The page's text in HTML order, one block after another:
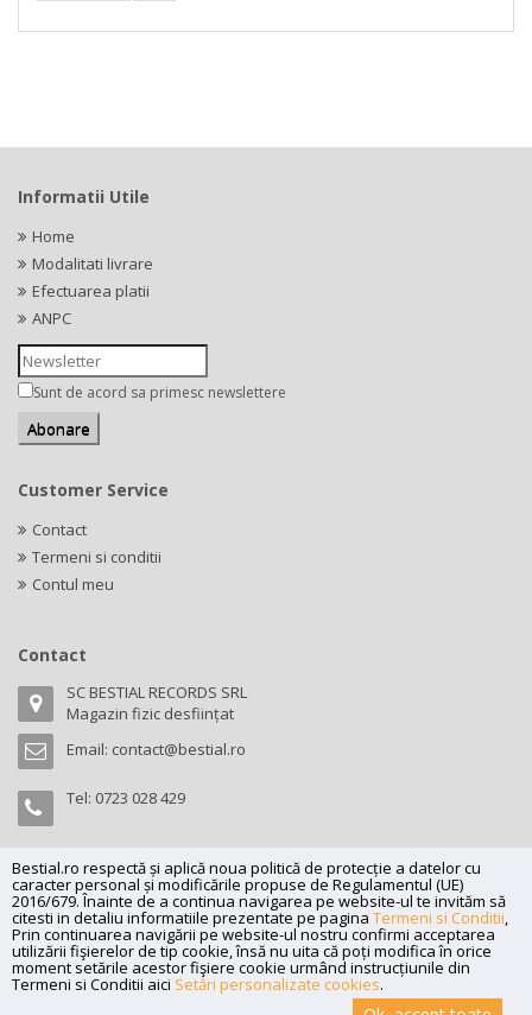
Bestial.ro respectă și aplică noua politică de protecție a datelor cu
caracter personal și modificările propuse de Regulamentul (UE)
2016/679. Înainte de a continua navigarea pe website-ul te invităm să
citesti in detaliu informatiile prezentate pe pagina Termeni si Conditii,
Prin continuarea navigării pe website-ul nostru confirmi acceptarea
utilizării fişierelor de tip cookie, însă nu uita că poți modifica în orice
moment setările acestor fişiere cookie urmând instrucțiunile din
Termeni si Conditii aici Setări personalizate cookies.
Informatii Utile
Home
Modalitati livrare
Efectuarea platii
ANPC
Sunt de acord sa primesc newslettere
Customer Service
Contact
Termeni si conditii
Contul meu
Contact
SC BESTIAL RECORDS SRL
Magazin fizic desființat
Email: contact@bestial.ro
Tel: 0723 028 429
Copyright (C) 2026bestial.ro -All rights reserved.
SC BESTIAL RECORDS SRL, Nr. R.C.: J35/345/2005, C.U.I.: RO17197870,
Adresa: Magazin fizic desființat
Powered byNet Interaction.